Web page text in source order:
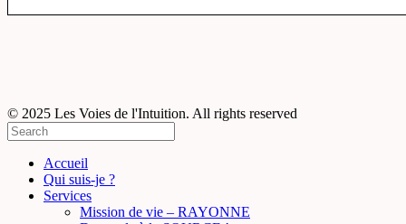
© 2025 Les Voies de l'Intuition. All rights reserved
Accueil
Qui suis-je ?
Services
Mission de vie – RAYONNE